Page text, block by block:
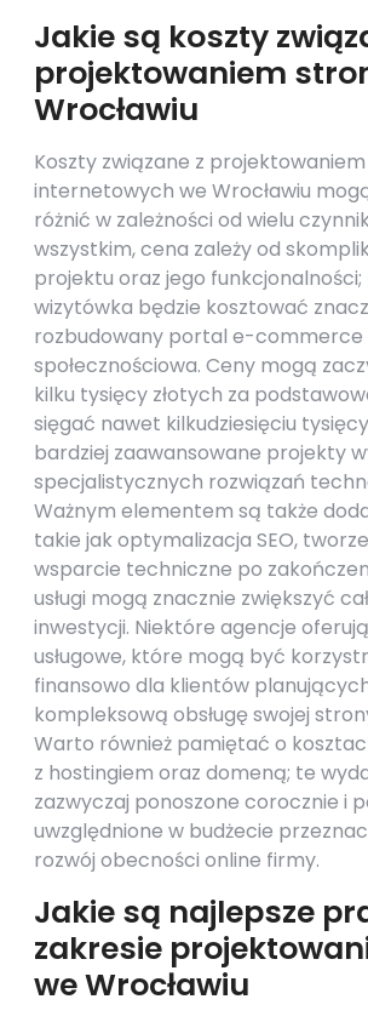
Jakie są koszty
projektowaniem
Wrocławiu
Koszty związane z
internetowych we Wrocławiu
różnić w zależności od wielu
wszystkim, cena zależy od
projektu oraz jego
wizytówka będzie kosztować
rozbudowany portal e-
społecznościowa. Ceny mogą
kilku tysięcy złotych za
sięgać nawet kilkudziesięciu
bardziej zaawansowane projekty
specjalistycznych rozwiązań
Ważnym elementem są także
takie jak optymalizacja SEO,
wsparcie techniczne po
usługi mogą znacznie zwiększyć
inwestycji. Niektóre agencje
usługowe, które mogą być
finansowo dla klientów
kompleksową obsługę swojej
Warto również pamiętać o
z hostingiem oraz domeną; te
zazwyczaj ponoszone corocznie i
uwzględnione w budżecie
rozwój obecności online firmy.
Jakie są najlepsze
zakresie
we Wrocławiu